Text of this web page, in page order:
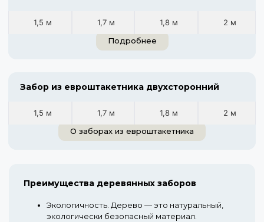
1,5 м 1,7 м 1,8 м
2 м
Подробнее
Забор из евроштакетника двухсторонний
1,5 м 1,7 м 1,8 м
2 м
О заборах из евроштакетника
Преимущества деревянных заборов
Экологичность. Дерево — это натуральный,
экологически безопасный материал.